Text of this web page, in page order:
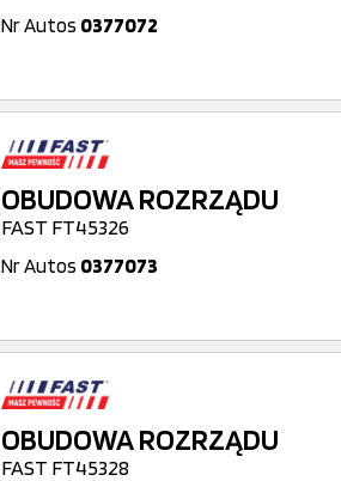
Nr Autos 0377072
OBUDOWA ROZRZĄDU
FAST FT45326
Nr Autos 0377073
OBUDOWA ROZRZĄDU
FAST FT45328